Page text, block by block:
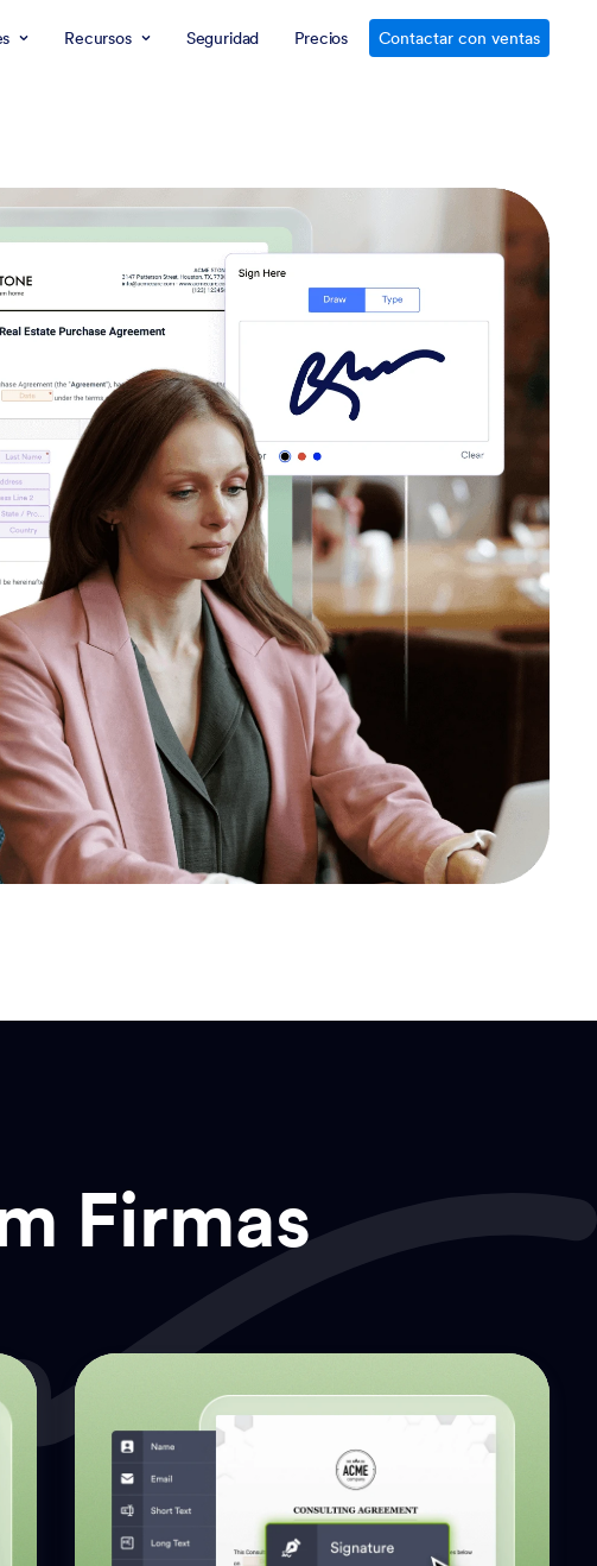
Recursos Seguridad Precios Contactar con ventas
Firmas